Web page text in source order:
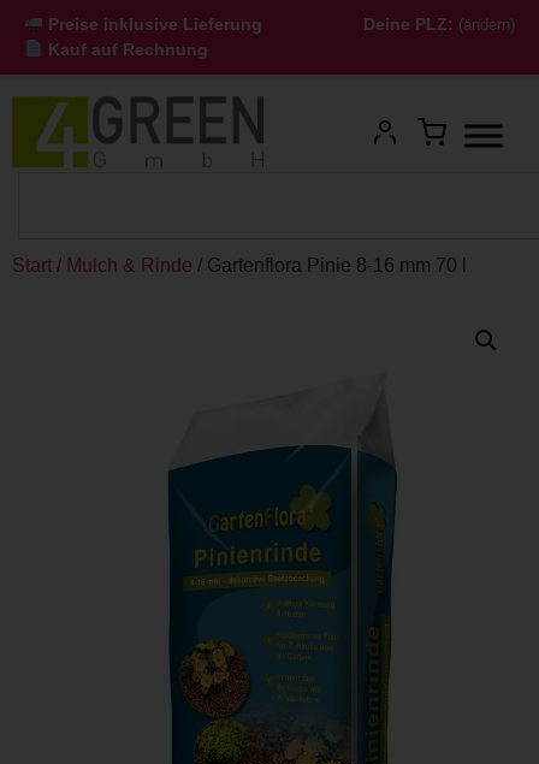
Preise inklusive Lieferung Deine PLZ: (ändern)
Kauf auf Rechnung
Start / Mulch & Rinde / Gartenflora Pinie 8-16 mm 70 l